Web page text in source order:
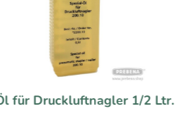
Spezial Öl für Druckluftnagler 1/2 Ltr.